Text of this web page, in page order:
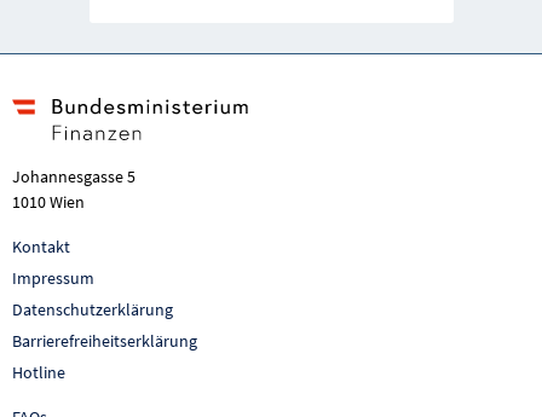
Johannesgasse 5
1010 Wien
Kontakt
Impressum
Datenschutzerklärung
Barrierefreiheitserklärung
Hotline